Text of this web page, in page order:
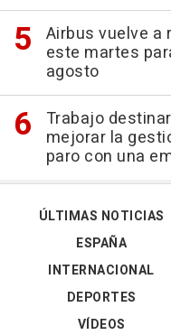
Airbus vuelve
este martes
agosto
Trabajo
mejorar la
paro con una
ÚLTIMAS NOTICIAS
ESPAÑA
INTERNACIONAL
DEPORTES
VÍDEOS